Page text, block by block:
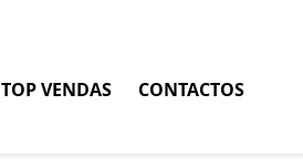
TOP VENDAS CONTACTOS